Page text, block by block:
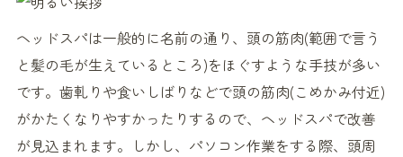
ヘッドスパは一般的に名前の通り、頭の筋肉(範囲で言う
と髪の毛が生えているところ)をほぐすような手技が多い
です。歯軋りや食いしばりなどで頭の筋肉(こめかみ付近)
がかたくなりやすかったりするので、ヘッドスパで改善
が見込まれます。しかし、パソコン作業をする際、頭周